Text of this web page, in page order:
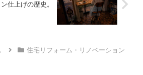
仕上げの歴史。
住宅リフォーム・リノベーション